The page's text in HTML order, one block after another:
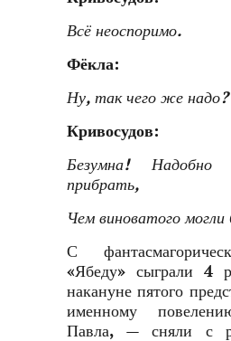
Всё неоспоримо.
Фёкла:
Ну, так чего же надо?
Кривосудов:
Безумна! Надобно
прибрать,
Чем виноватого
С
«Ябеду» сыграли 4
накануне пятого
именному
Павла, — сняли с